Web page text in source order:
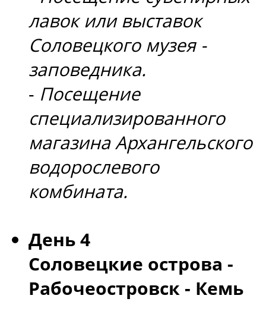
лавок или выставок
Соловецкого музея -
заповедника.
- Посещение
специализированного
магазина Архангельского
водорослевого
комбината.
День 4
Соловецкие острова -
Рабочеостровск - Кемь